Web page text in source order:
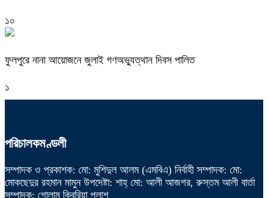
১০
ফুলপুরে নানা আয়োজনে জুলাই গণঅভ্যুত্থান দিবস পালিত
১
পরিচালকমণ্ডলী
সম্পাদক ও প্রকাশক: মো: মুশিদুল আলম (এমবিএ) নির্বাহী সম্পাদক: মো:
মোকছেদুর রহমান মামুন উপদেষ্টা: শাহ্ মো: আলী আজগর, রুস্তম আলী বার্তা
সম্পাদক: গোলাম কিবরিয়া পলাশ